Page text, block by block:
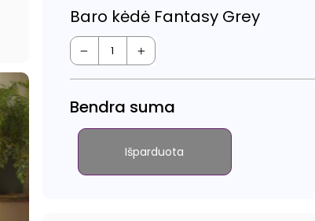
Baro kėdė Fantasy Grey
− +
Bendra suma
Išparduota